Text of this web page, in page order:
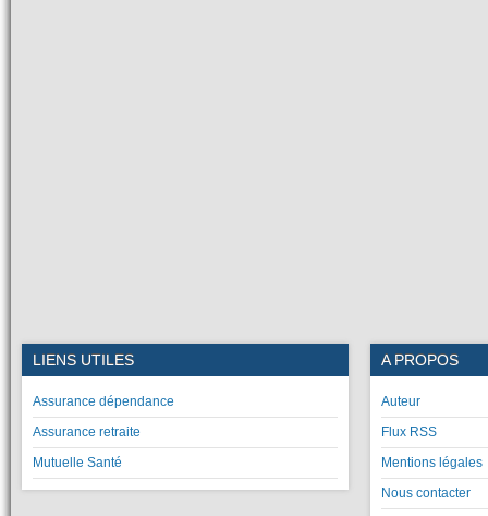
LIENS UTILES
Assurance dépendance
Assurance retraite
Mutuelle Santé
A PROPOS
Auteur
Flux RSS
Mentions légales
Nous contacter